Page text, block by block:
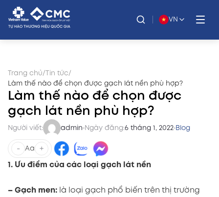
VN
Trang chủ/ Tin tức/
Làm thế nào để chọn được gạch lát nền phù hợp?
Làm thế nào để chọn được
gạch lát nền phù hợp?
Người viết: admin Ngày đăng:6 tháng 1, 2022 Blog
- Aa +
1. Ưu điểm của các loại gạch lát nền
– Gạch men: là loại gạch phổ biến trên thị trường